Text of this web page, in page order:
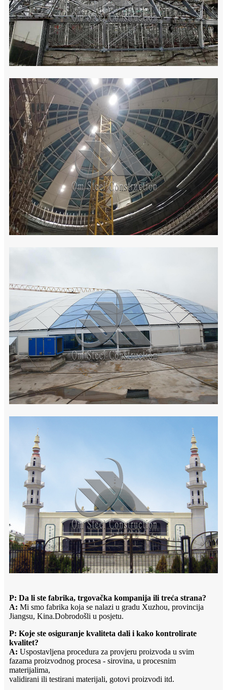
P: Da li ste fabrika, trgovačka kompanija ili treća strana?
A: Mi smo fabrika koja se nalazi u gradu Xuzhou, provincija
Jiangsu, Kina.Dobrodošli u posjetu.
P: Koje ste osiguranje kvaliteta dali i kako kontrolirate
kvalitet?
A: Uspostavljena procedura za provjeru proizvoda u svim
fazama proizvodnog procesa - sirovina, u procesnim
materijalima,
validirani ili testirani materijali, gotovi proizvodi itd.